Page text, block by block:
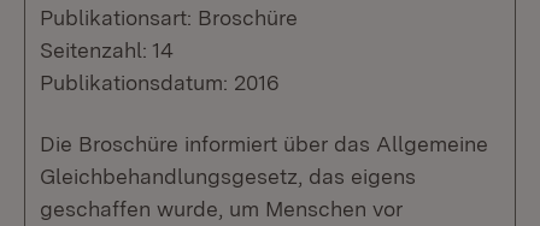
Publikationsart: Broschüre
Seitenzahl: 14
Publikationsdatum: 2016
Die Broschüre informiert über das Allgemeine
Gleichbehandlungsgesetz, das eigens
geschaffen wurde, um Menschen vor